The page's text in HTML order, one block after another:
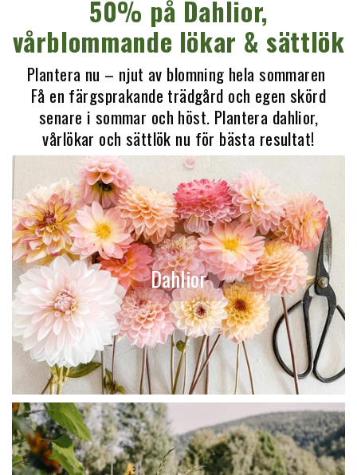
50% på Dahlior,
vårblommande lökar & sättlök
Plantera nu – njut av blomning hela sommaren
Få en färgsprakande trädgård och egen skörd
senare i sommar och höst. Plantera dahlior,
vårlökar och sättlök nu för bästa resultat!
Dahlior